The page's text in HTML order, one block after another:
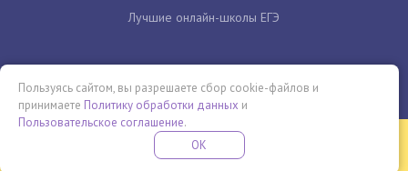
Лучшие онлайн-школы ЕГЭ
Бесплатная летняя школа
ПРОВЕДИ ЭТО ЛЕТО С ПОЛЬЗОЙ
Пользуясь сайтом, вы разрешаете сбор cookie-файлов и
принимаете Политику обработки данных и
Пользовательское соглашение.
OK